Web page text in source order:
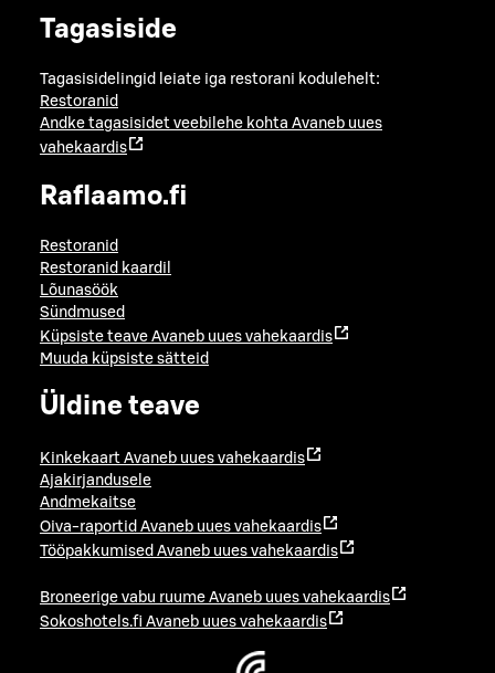
Tagasiside
Tagasisidelingid leiate iga restorani kodulehelt:
Restoranid
Andke tagasisidet veebilehe kohta Avaneb uues
vahekaardis
Raflaamo.fi
Restoranid
Restoranid kaardil
Lõunasöök
Sündmused
Küpsiste teave Avaneb uues vahekaardis
Muuda küpsiste sätteid
Üldine teave
Kinkekaart Avaneb uues vahekaardis
Ajakirjandusele
Andmekaitse
Oiva-raportid Avaneb uues vahekaardis
Tööpakkumised Avaneb uues vahekaardis
Broneerige vabu ruume Avaneb uues vahekaardis
Sokoshotels.fi Avaneb uues vahekaardis